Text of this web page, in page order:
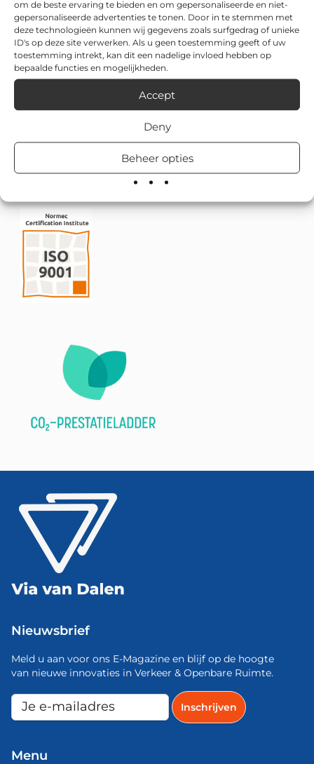
om de beste ervaring te bieden en om gepersonaliseerde en niet-
gepersonaliseerde advertenties te tonen. Door in te stemmen met
deze technologieën kunnen wij gegevens zoals surfgedrag of unieke
ID's op deze site verwerken. Als u geen toestemming geeft of uw
toestemming intrekt, kan dit een nadelige invloed hebben op
bepaalde functies en mogelijkheden.
Accept
Deny
Beheer opties
Nieuwsbrief
Meld u aan voor ons E-Magazine en blijf op de hoogte
van nieuwe innovaties in Verkeer & Openbare Ruimte.
Menu